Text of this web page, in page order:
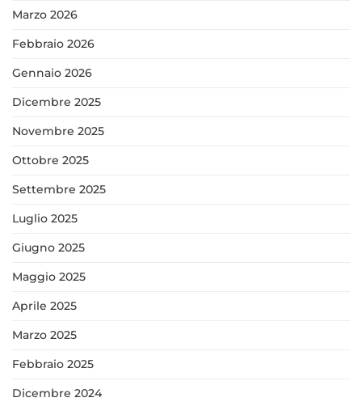
Marzo 2026
Febbraio 2026
Gennaio 2026
Dicembre 2025
Novembre 2025
Ottobre 2025
Settembre 2025
Luglio 2025
Giugno 2025
Maggio 2025
Aprile 2025
Marzo 2025
Febbraio 2025
Dicembre 2024